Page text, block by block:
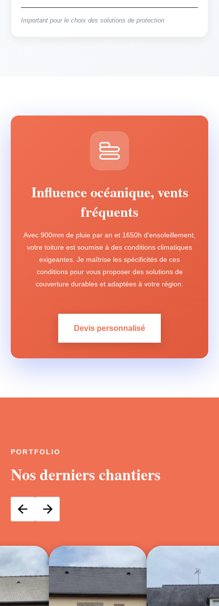
Important pour le choix des solutions de protection
Influence océanique, vents
fréquents
Avec 900mm de pluie par an et 1650h d'ensoleillement,
votre toiture est soumise à des conditions climatiques
exigeantes. Je maîtrise les spécificités de ces
conditions pour vous proposer des solutions de
couverture durables et adaptées à votre région.
Devis personnalisé
PORTFOLIO
Nos derniers chantiers